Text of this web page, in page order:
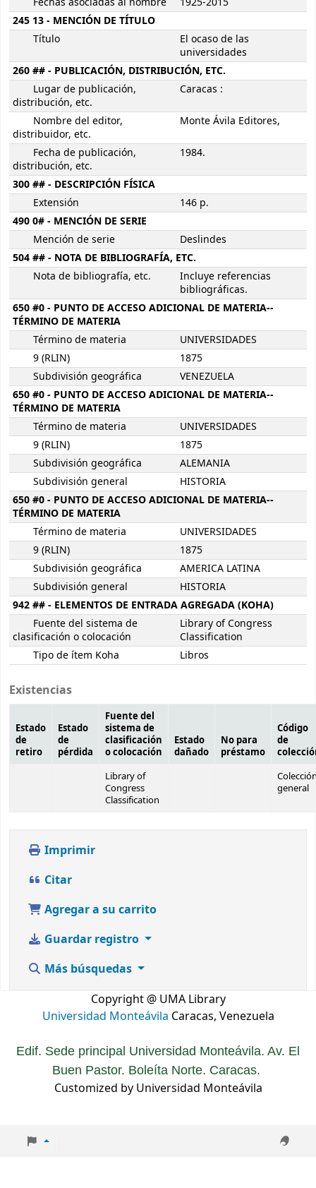
245 13 - MENCIÓN DE TÍTULO
Título
El ocaso de las
universidades
260 ## - PUBLICACIÓN, DISTRIBUCIÓN, ETC.
Lugar de publicación,
distribución, etc.
Caracas :
Nombre del editor,
distribuidor, etc.
Monte Ávila Editores,
Fecha de publicación,
distribución, etc.
1984.
300 ## - DESCRIPCIÓN FÍSICA
Extensión
146 p.
490 0# - MENCIÓN DE SERIE
Mención de serie
Deslindes
504 ## - NOTA DE BIBLIOGRAFÍA, ETC.
Nota de bibliografía, etc.
Incluye referencias
bibliográficas.
650 #0 - PUNTO DE ACCESO ADICIONAL DE MATERIA--
TÉRMINO DE MATERIA
Término de materia
UNIVERSIDADES
9 (RLIN)
1875
Subdivisión geográfica
VENEZUELA
650 #0 - PUNTO DE ACCESO ADICIONAL DE MATERIA--
TÉRMINO DE MATERIA
Término de materia
UNIVERSIDADES
9 (RLIN)
1875
Subdivisión geográfica
ALEMANIA
Subdivisión general
HISTORIA
650 #0 - PUNTO DE ACCESO ADICIONAL DE MATERIA--
TÉRMINO DE MATERIA
Término de materia
UNIVERSIDADES
9 (RLIN)
1875
Subdivisión geográfica
AMERICA LATINA
Subdivisión general
HISTORIA
942 ## - ELEMENTOS DE ENTRADA AGREGADA (KOHA)
Fuente del sistema de
clasificación o colocación
Library of Congress
Classification
Tipo de ítem Koha
Libros
Existencias
Estado
de
retiro
Estado
de
pérdida
Fuente del
sistema de
clasificación
o colocación
Estado
dañado
No para
préstamo
Código
de
Library of
Congress
Classification
general
Imprimir
Citar
Agregar a su carrito
Guardar registro
Más búsquedas
Copyright @ UMA Library
Universidad Monteávila Caracas, Venezuela
Edif. Sede principal Universidad Monteávila. Av. El
Buen Pastor. Boleíta Norte. Caracas.
Customized by Universidad Monteávila